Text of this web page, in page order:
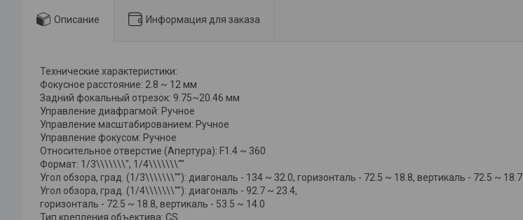
Описание Информация для заказа
Технические характеристики:
Фокусное расстояние: 2.8 ~ 12 мм
Задний фокальный отрезок: 9.75~20.46 мм
Управление диафрагмой: Ручное
Управление масштабированием: Ручное
Управление фокусом: Ручное
Относительное отверстие (Апертура): F1.4 ~ 360
Формат: 1/3\\\\\\\", 1/4\\\\\\\""
Угол обзора, град. (1/3\\\\\\\""): диагональ - 134 ~ 32.0, горизонталь - 72.5 ~ 18.8, вертикаль - 72.5 ~ 18.7
Угол обзора, град. (1/4\\\\\\\""): диагональ - 92.7 ~ 23.4,
горизонталь - 72.5 ~ 18.8, вертикаль - 53.5 ~ 14.0
Тип крепления объектива: CS